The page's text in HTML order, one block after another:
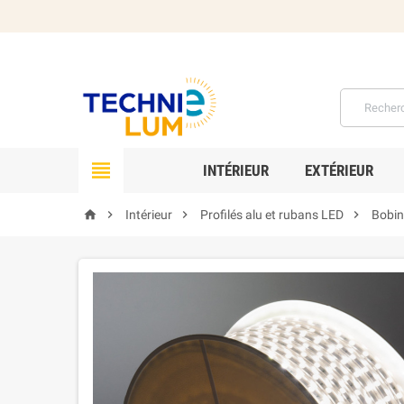
 INTÉRIEUR EXTÉRIEUR
  Intérieur  Profilés alu et rubans LED 